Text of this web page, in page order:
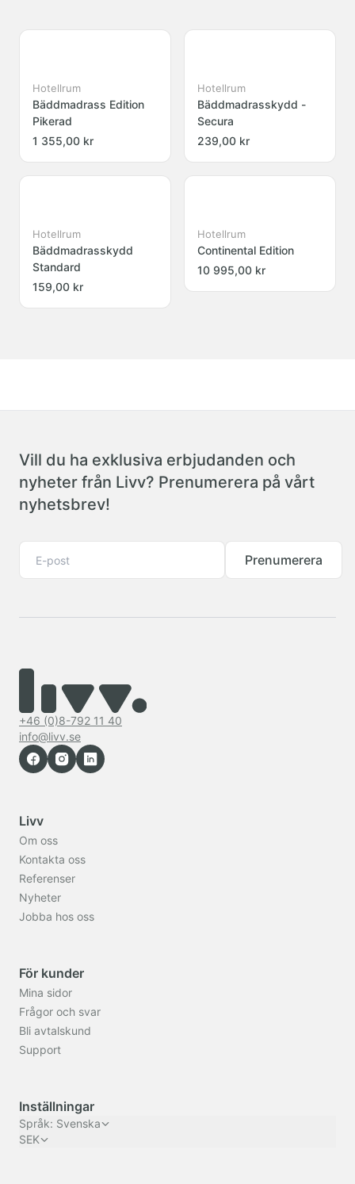
Hotellrum
Bäddmadrass Edition
Pikerad
1 355,00 kr
Hotellrum
Bäddmadrasskydd -
Secura
239,00 kr
Hotellrum
Bäddmadrasskydd
Standard
159,00 kr
Hotellrum
Continental Edition
10 995,00 kr
Vill du ha exklusiva erbjudanden och
nyheter från Livv? Prenumerera på vårt
nyhetsbrev!
Prenumerera
+46 (0)8-792 11 40
info@livv.se
Livv
Om oss
Kontakta oss
Referenser
Nyheter
Jobba hos oss
För kunder
Mina sidor
Frågor och svar
Bli avtalskund
Support
Inställningar
Språk: Svenska
SEK